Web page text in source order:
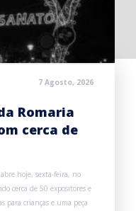
7 Agosto, 2026
Romaria
cerca de
hoje, sexta-feira, no
cerca de 50 expositores e
para crianças e uma peça